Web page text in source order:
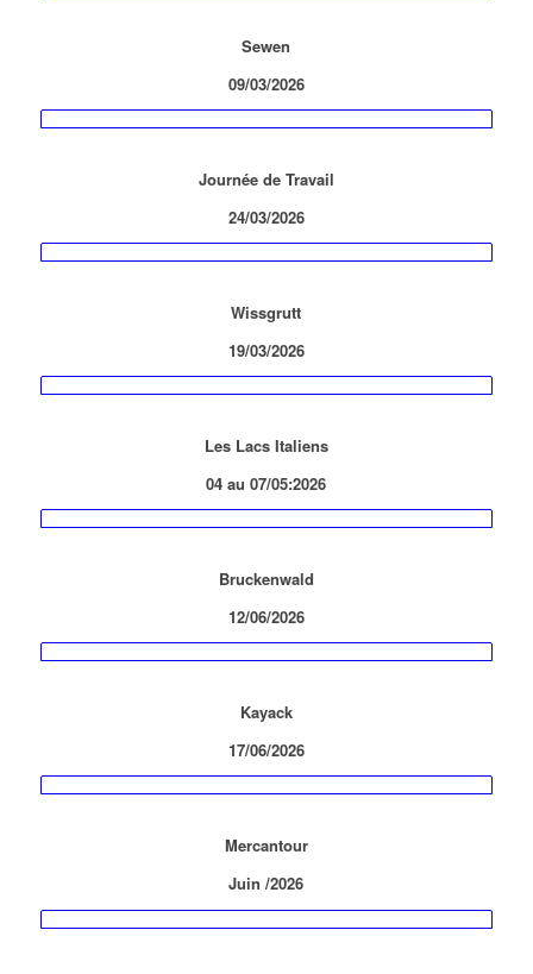
Sewen
09/03/2026
Journée de Travail
24/03/2026
Wissgrutt
19/03/2026
Les Lacs Italiens
04 au 07/05:2026
Bruckenwald
12/06/2026
Kayack
17/06/2026
Mercantour
Juin /2026